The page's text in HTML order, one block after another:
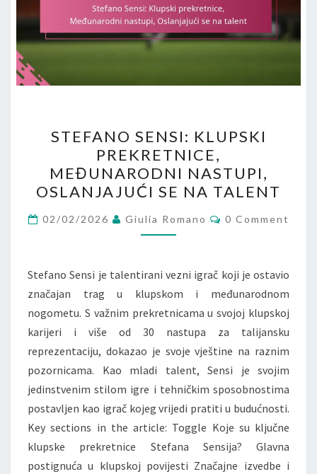
SENSI:
KLUPSKI
PREKRETNICE,
MEĐUNARODNI
NASTUPI,
OSLANJAJUĆI
NA
TALENT
STEFANO SENSI: KLUPSKI
PREKRETNICE,
MEĐUNARODNI NASTUPI,
OSLANJAJUĆI SE NA TALENT
02/02/2026 Giulia Romano Comments
0 Comment
Stefano Sensi je talentirani vezni igrač koji je ostavio
značajan trag u klupskom i međunarodnom
nogometu. S važnim prekretnicama u svojoj klupskoj
karijeri i više od 30 nastupa za talijansku
reprezentaciju, dokazao je svoje vještine na raznim
pozornicama. Kao mladi talent, Sensi je svojim
jedinstvenim stilom igre i tehničkim sposobnostima
postavljen kao igrač kojeg vrijedi pratiti u budućnosti.
Key sections in the article: Toggle Koje su ključne
klupske prekretnice Stefana Sensija? Glavna
postignuća u klupskoj povijesti Značajne izvedbe i